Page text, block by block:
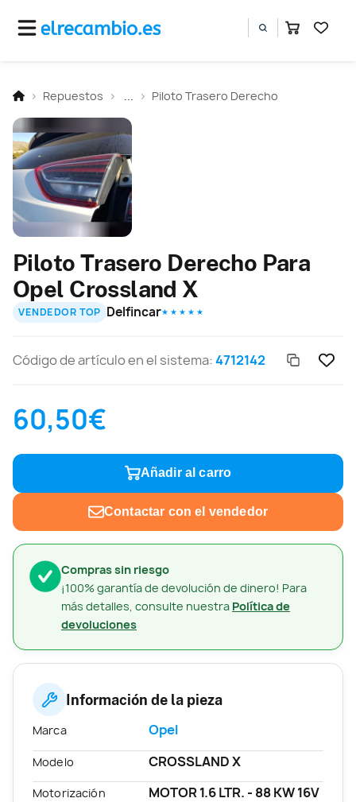
Repuestos Piloto Trasero Derecho
Compras sin riesgo
¡100% garantía de devolución de dinero! Para
más detalles, consulte nuestra Política de
devoluciones
Piloto Trasero Derecho Para
Opel Crossland X
VENDEDOR TOP Delfincar★ ★ ★ ★ ★
Código de artículo en el sistema:4712142
60,50€
Añadir al carro
Contactar con el vendedor
Información de la pieza
Marca Opel
Modelo CROSSLAND X
Motorización
MOTOR 1.6 LTR. - 88 KW 16V